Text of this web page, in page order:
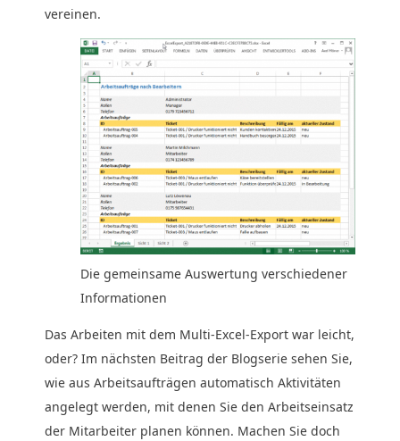
vereinen.
Die gemeinsame Auswertung verschiedener
Informationen
Das Arbeiten mit dem Multi-Excel-Export war leicht,
oder? Im nächsten Beitrag der Blogserie sehen Sie,
wie aus Arbeitsaufträgen automatisch Aktivitäten
angelegt werden, mit denen Sie den Arbeitseinsatz
der Mitarbeiter planen können. Machen Sie doch